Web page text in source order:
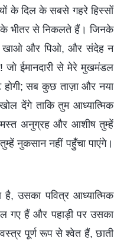
के दिल के सबसे गहरे हिस्सों
के भीतर से निकलते हैं। जिनके
खाओ और पिओ, और संदेह न
जो ईमानदारी से मेरे मुखमंडल
होगी; सब कुछ ताज़ा और नया
देंगे ताकि तुम आध्यात्मिक
अनुग्रह और आशीष तुम्हें
नुकसान नहीं पहुँचा पाएंगे।
उसका पवित्र आध्यात्मिक
गए हैं और पहाड़ी पर उसका
पूर्ण रूप से श्वेत हैं, छाती